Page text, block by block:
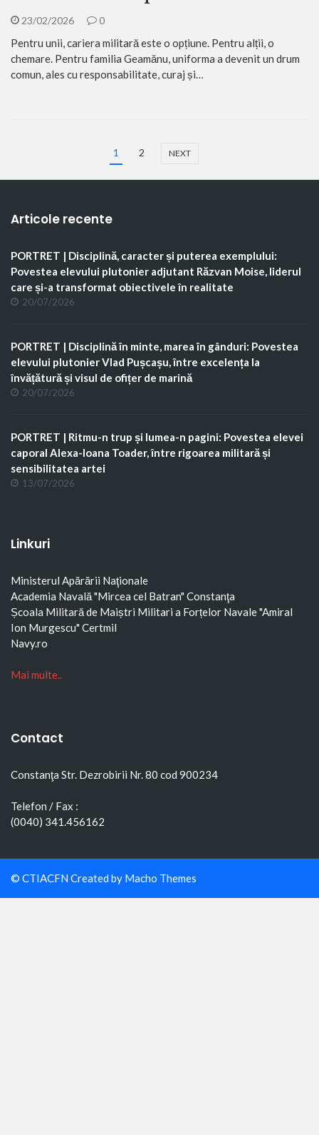
23/02/2026 0
Pentru unii, cariera militară este o opțiune. Pentru alții, o
chemare. Pentru familia Geamănu, uniforma a devenit un drum
comun, ales cu responsabilitate, curaj și…
1 2 NEXT
Articole recente
PORTRET | Disciplină, caracter și puterea exemplului:
Povestea elevului plutonier adjutant Răzvan Moise, liderul
care și-a transformat obiectivele în realitate
20/07/2026
PORTRET | Disciplină în minte, marea în gânduri: Povestea
elevului plutonier Vlad Pușcașu, între excelența la
învățătură și visul de ofițer de marină
20/07/2026
PORTRET | Ritmu-n trup și lumea-n pagini: Povestea elevei
caporal Alexa-Ioana Toader, între rigoarea militară și
sensibilitatea artei
13/07/2026
Linkuri
Ministerul Apărării Naţionale
Academia Navală "Mircea cel Batran" Constanţa
Școala Militară de Maiștri Militari a Forțelor Navale "Amiral
Ion Murgescu" Certmil
Navy.ro
Mai multe..
Contact
Constanţa Str. Dezrobirii Nr. 80 cod 900234
Telefon / Fax :
(0040) 341.456162
© CTIACFN Created by Macho Themes